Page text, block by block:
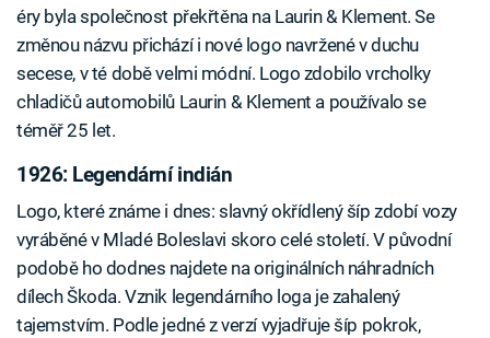
éry byla společnost překřtěna na Laurin & Klement. Se
změnou názvu přichází i nové logo navržené v duchu
secese, v té době velmi módní. Logo zdobilo vrcholky
chladičů automobilů Laurin & Klement a používalo se
téměř 25 let.
1926: Legendární indián
Logo, které známe i dnes: slavný okřídlený šíp zdobí vozy
vyráběné v Mladé Boleslavi skoro celé století. V původní
podobě ho dodnes najdete na originálních náhradních
dílech Škoda. Vznik legendárního loga je zahalený
tajemstvím. Podle jedné z verzí vyjadřuje šíp pokrok,